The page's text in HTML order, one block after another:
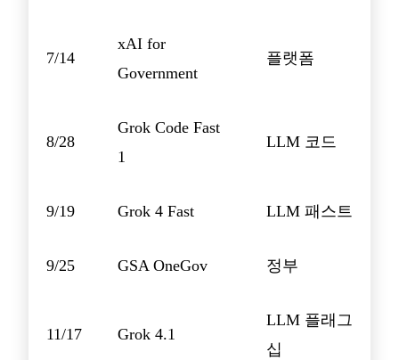
7/14
xAI for
Government
플랫폼
8/28
Grok Code Fast
1
LLM 코드
9/19 Grok 4 Fast LLM 패스트
9/25 GSA OneGov 정부
11/17 Grok 4.1
LLM 플래그
십